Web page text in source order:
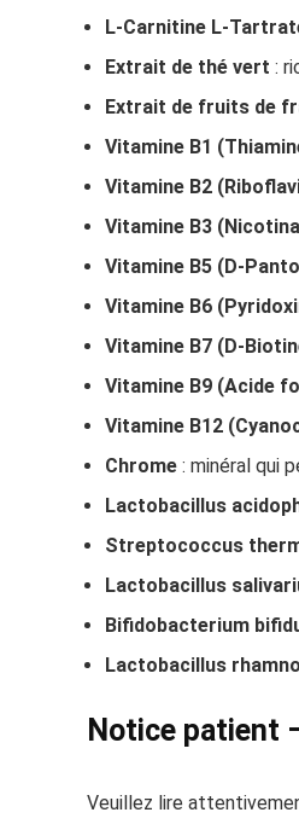
L-Carnitine L-
Extrait de thé vert :
Extrait de fruits de
Vitamine B1
Vitamine B2
Vitamine B3
Vitamine B5 (D-
Vitamine B6
Vitamine B7 (D-
Vitamine B9 (Acide
Vitamine B12
Chrome : minéral qui
Lactobacillus
Streptococcus
Lactobacillus
Bifidobacterium
Lactobacillus
Notice patient
Veuillez lire